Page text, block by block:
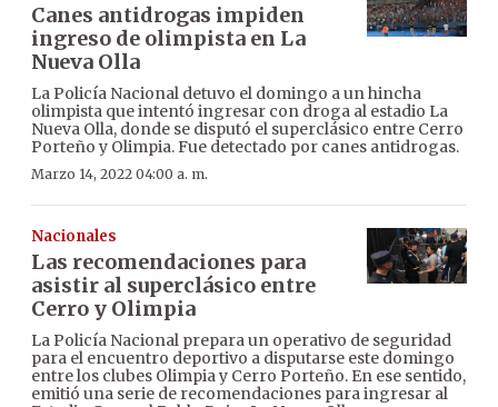
Canes antidrogas impiden
ingreso de olimpista en La
Nueva Olla
La Policía Nacional detuvo el domingo a un hincha
olimpista que intentó ingresar con droga al estadio La
Nueva Olla, donde se disputó el superclásico entre Cerro
Porteño y Olimpia. Fue detectado por canes antidrogas.
Marzo 14, 2022 04:00 a. m.
Nacionales
Las recomendaciones para
asistir al superclásico entre
Cerro y Olimpia
La Policía Nacional prepara un operativo de seguridad
para el encuentro deportivo a disputarse este domingo
entre los clubes Olimpia y Cerro Porteño. En ese sentido,
emitió una serie de recomendaciones para ingresar al